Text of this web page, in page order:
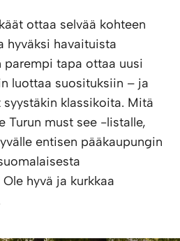
ottaa selvää kohteen
hyväksi havaituista
parempi tapa ottaa uusi
luottaa suosituksiin – ja
klassikoita. Mitä
Turun must see -listalle,
entisen pääkaupungin
hyvä ja kurkkaa